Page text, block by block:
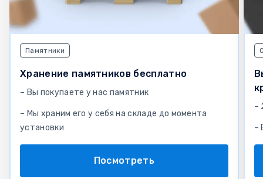
Памятники
Хранение памятников бесплатно
– Вы покупаете у нас памятник
– Мы храним его у себя на складе до момента
установки
Посмотреть
–
–